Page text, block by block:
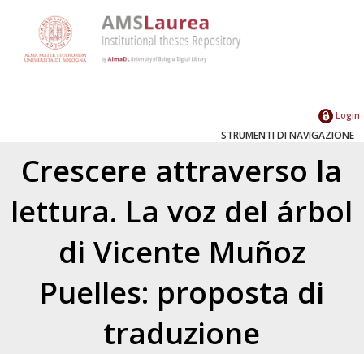
Login
STRUMENTI DI NAVIGAZIONE
Crescere attraverso la
lettura. La voz del árbol
di Vicente Muñoz
Puelles: proposta di
traduzione